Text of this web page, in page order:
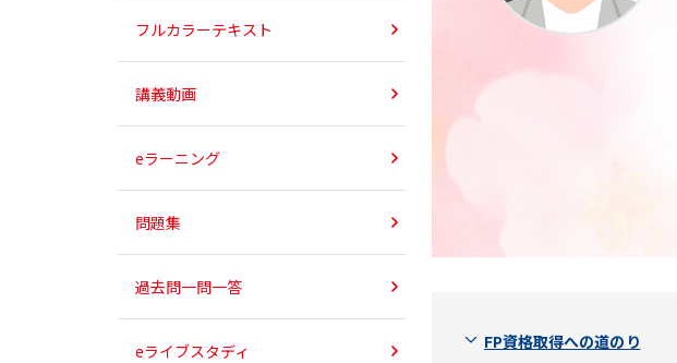
FP資格取得への道のり
フルカラーテキスト
講義動画
eラーニング
問題集
過去問一問一答
eライブスタディ